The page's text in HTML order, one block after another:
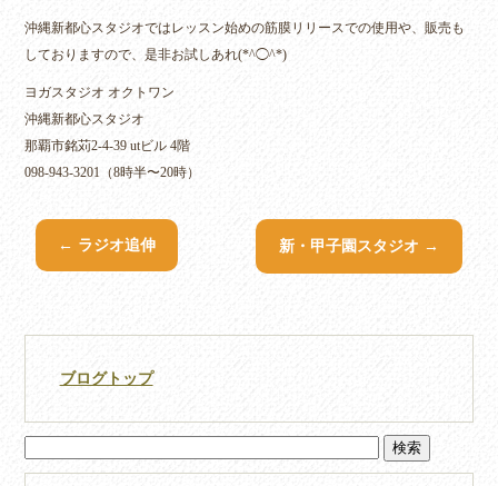
沖縄新都心スタジオではレッスン始めの筋膜リリースでの使用や、販売も
しておりますので、是非お試しあれ(*^◯^*)
ヨガスタジオ オクトワン
沖縄新都心スタジオ
那覇市銘苅2-4-39 utビル 4階
098-943-3201（8時半〜20時）
← ラジオ追伸 新・甲子園スタジオ →
ブログトップ